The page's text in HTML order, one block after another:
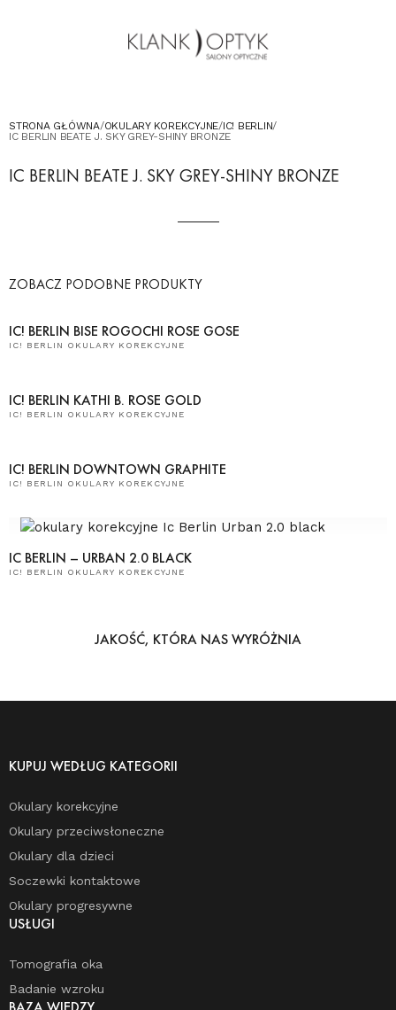
OKULARY DLA DZIECI
KONTAKT
UMÓW WIZYTĘ W SALONIE
STRONA GŁÓWNA/OKULARY KOREKCYJNE/IC! BERLIN/
IC BERLIN BEATE J. SKY GREY-SHINY BRONZE
IC BERLIN BEATE J. SKY GREY-SHINY BRONZE
ZOBACZ PODOBNE PRODUKTY
IC! BERLIN BISE ROGOCHI ROSE GOSE
IC! BERLIN OKULARY KOREKCYJNE
IC! BERLIN KATHI B. ROSE GOLD
IC! BERLIN OKULARY KOREKCYJNE
IC! BERLIN DOWNTOWN GRAPHITE
IC! BERLIN OKULARY KOREKCYJNE
IC BERLIN – URBAN 2.0 BLACK
IC! BERLIN OKULARY KOREKCYJNE
JAKOŚĆ, KTÓRA NAS WYRÓŻNIA
KUPUJ WEDŁUG KATEGORII
Okulary korekcyjne
Okulary przeciwsłoneczne
Okulary dla dzieci
Soczewki kontaktowe
Okulary progresywne
USŁUGI
Tomografia oka
Badanie wzroku